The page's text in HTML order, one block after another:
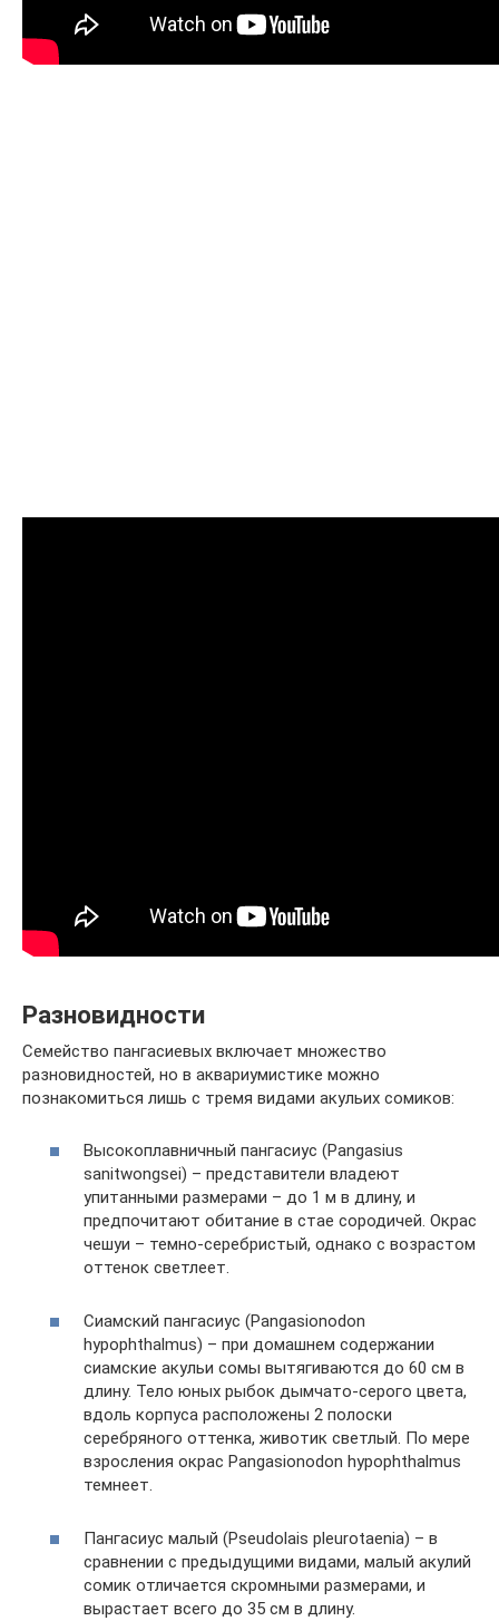
Разновидности
Семейство пангасиевых включает множество
разновидностей, но в аквариумистике можно
познакомиться лишь с тремя видами акульих сомиков:
Высокоплавничный пангасиус (Pangasius
sanitwongsei) – представители владеют
упитанными размерами – до 1 м в длину, и
предпочитают обитание в стае сородичей. Окрас
чешуи – темно-серебристый, однако с возрастом
оттенок светлеет.
Сиамский пангасиус (Pangasionodon
hypophthalmus) – при домашнем содержании
сиамские акульи сомы вытягиваются до 60 см в
длину. Тело юных рыбок дымчато-серого цвета,
вдоль корпуса расположены 2 полоски
серебряного оттенка, животик светлый. По мере
взросления окрас Pangasionodon hypophthalmus
темнеет.
Пангасиус малый (Pseudolais pleurotaenia) – в
сравнении с предыдущими видами, малый акулий
сомик отличается скромными размерами, и
вырастает всего до 35 см в длину.